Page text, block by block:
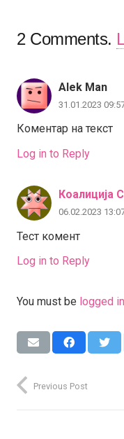
2 Comments.
Alek Man
31.01.2023
Коментар на текст
Log in to Reply
Коалиција
06.02.2023
Тест комент
Log in to Reply
You must be logged in
Previous Post